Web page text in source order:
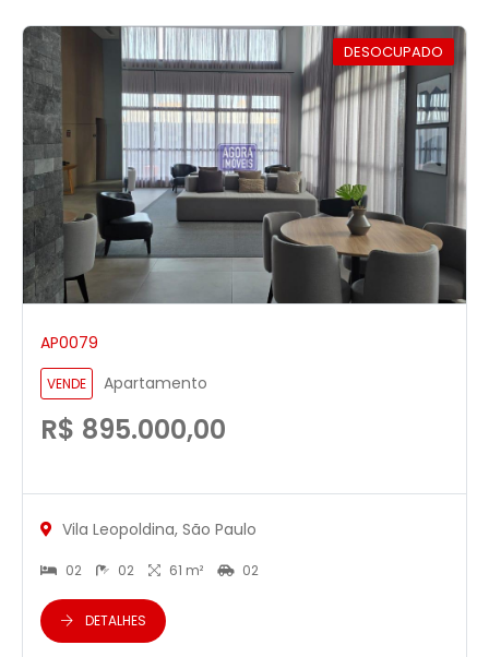
DESOCUPADO
AP0079
VENDE Apartamento
R$ 895.000,00
Vila Leopoldina, São Paulo
02 02 61 m² 02
DETALHES